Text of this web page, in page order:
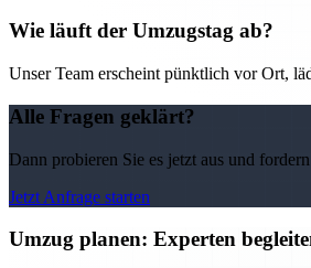
Wie läuft der Umzugstag ab?
Unser Team erscheint pünktlich vor Ort,
Alle Fragen geklärt?
Dann probieren Sie es jetzt aus und
Jetzt Anfrage starten
Umzug planen: Experten